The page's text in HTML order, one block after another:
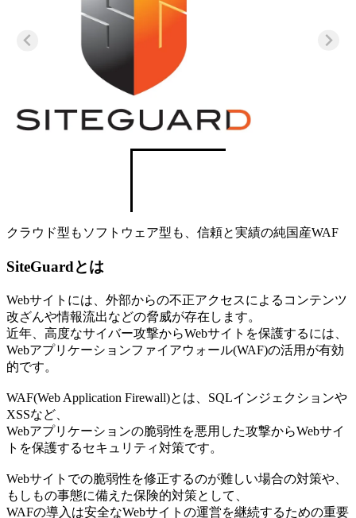
クラウド型もソフトウェア型も、信頼と実績の純国産WAF
SiteGuardとは
Webサイトには、外部からの不正アクセスによるコンテンツ
改ざんや情報流出などの脅威が存在します。
近年、高度なサイバー攻撃からWebサイトを保護するには、
Webアプリケーションファイアウォール(WAF)の活用が有効
的です。
WAF(Web Application Firewall)とは、SQLインジェクションや
XSSなど、
Webアプリケーションの脆弱性を悪用した攻撃からWebサイ
トを保護するセキュリティ対策です。
Webサイトでの脆弱性を修正するのが難しい場合の対策や、
もしもの事態に備えた保険的対策として、
WAFの導入は安全なWebサイトの運営を継続するための重要